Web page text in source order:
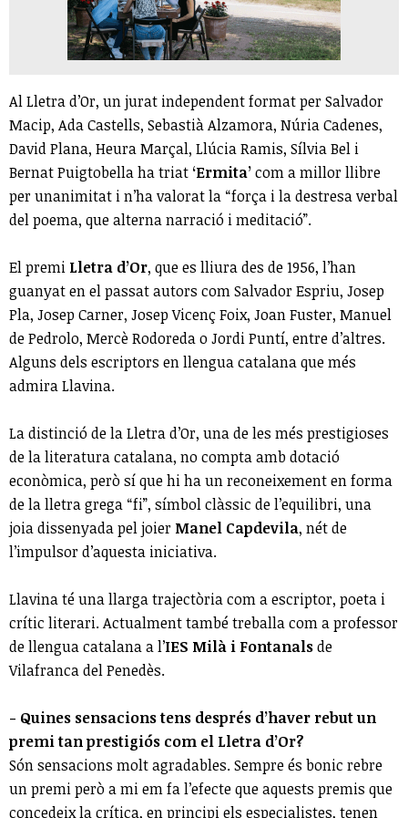
Al Lletra d’Or, un jurat independent format per Salvador
Macip, Ada Castells, Sebastià Alzamora, Núria Cadenes,
David Plana, Heura Marçal, Llúcia Ramis, Sílvia Bel i
Bernat Puigtobella ha triat ‘Ermita’com a millor llibre
per unanimitat i n’ha valorat la “força i la destresa verbal
del poema, que alterna narració i meditació”.
El premi Lletra d’Or, que es lliura des de 1956, l’han
guanyat en el passat autors com Salvador Espriu, Josep
Pla, Josep Carner, Josep Vicenç Foix, Joan Fuster, Manuel
de Pedrolo, Mercè Rodoreda o Jordi Puntí, entre d’altres.
Alguns dels escriptors en llengua catalana que més
admira Llavina.
La distinció de la Lletra d’Or, una de les més prestigioses
de la literatura catalana, no compta amb dotació
econòmica, però sí que hi ha un reconeixement en forma
de la lletra grega “fi”, símbol clàssic de l’equilibri, una
joia dissenyada pel joier Manel Capdevila, nét de
l’impulsor d’aquesta iniciativa.
Llavina té una llarga trajectòria com a escriptor, poeta i
crític literari. Actualment també treballa com a professor
de llengua catalana a l’IES Milà i Fontanalsde
Vilafranca del Penedès.
- Quines sensacions tens després d’haver rebut un
premi tan prestigiós com el Lletra d’Or?
Són sensacions molt agradables. Sempre és bonic rebre
un premi però a mi em fa l’efecte que aquests premis que
concedeix la crítica, en principi els especialistes, tenen